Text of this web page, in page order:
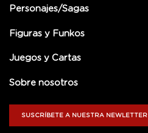
Personajes/Sagas
Figuras y Funkos
Juegos y Cartas
Sobre nosotros
SUSCRÍBETE A NUESTRA NEWLETTER